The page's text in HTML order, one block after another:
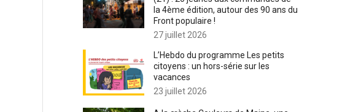
la 4ème édition, autour des 90 ans du
Front populaire !
27 juillet 2026
L’Hebdo du programme Les petits
citoyens : un hors-série sur les
vacances
23 juillet 2026